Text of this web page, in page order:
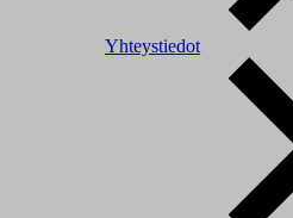
Yhteystiedot